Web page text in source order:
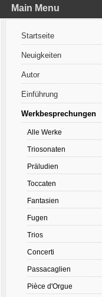
Main Menu
Startseite
Neuigkeiten
Autor
Einführung
Werkbesprechungen
Alle Werke
Triosonaten
Präludien
Toccaten
Fantasien
Fugen
Trios
Concerti
Passacaglien
Pièce d'Orgue